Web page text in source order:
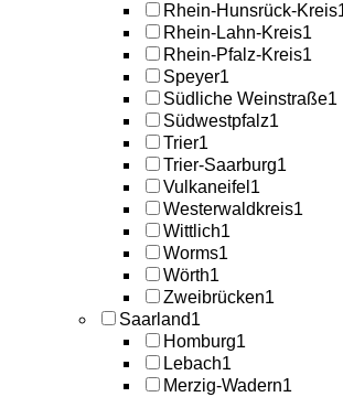
Rhein-Hunsrück-Kreis
Rhein-Lahn-Kreis1
Rhein-Pfalz-Kreis1
Speyer1
Südliche Weinstraße1
Südwestpfalz1
Trier1
Trier-Saarburg1
Vulkaneifel 1
Westerwaldkreis1
Wittlich1
Worms1
Wörth1
Zweibrücken1
Saarland1
Homburg1
Lebach1
Merzig-Wadern1